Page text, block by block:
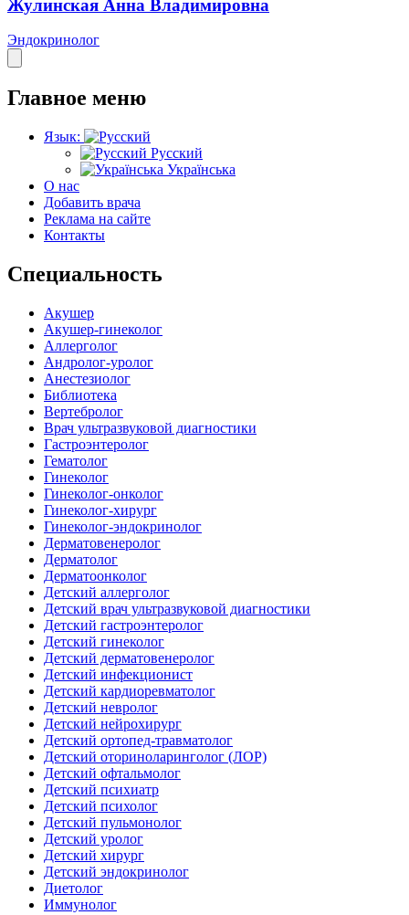
Жулинская Анна Владимировна
Эндокринолог
Главное меню
Язык:
Русский
Українська
О нас
Добавить врача
Реклама на сайте
Контакты
Специальность
Акушер
Акушер-гинеколог
Аллерголог
Андролог-уролог
Анестезиолог
Библиотека
Вертебролог
Врач ультразвуковой диагностики
Гастроэнтеролог
Гематолог
Гинеколог
Гинеколог-онколог
Гинеколог-хирург
Гинеколог-эндокринолог
Дерматовенеролог
Дерматолог
Дерматоонколог
Детский аллерголог
Детский врач ультразвуковой диагностики
Детский гастроэнтеролог
Детский гинеколог
Детский дерматовенеролог
Детский инфекционист
Детский кардиоревматолог
Детский невролог
Детский нейрохирург
Детский ортопед-травматолог
Детский оториноларинголог (ЛОР)
Детский офтальмолог
Детский психиатр
Детский психолог
Детский пульмонолог
Детский уролог
Детский хирург
Детский эндокринолог
Диетолог
Иммунолог